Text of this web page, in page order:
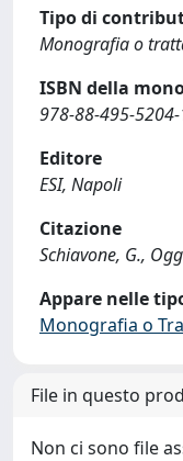
Tipo di
Monografia o
ISBN della
978-88-495-5204-
Editore
ESI, Napoli
Citazione
Schiavone, G.,
Appare nelle
Monografia o
File in questo
Non ci sono file